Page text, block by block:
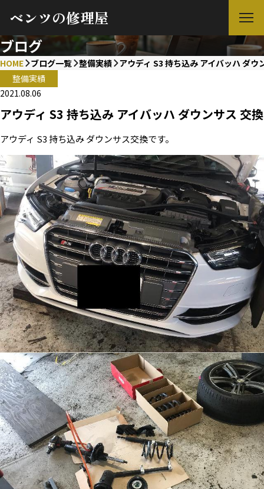
ベンツの修理屋
ブログ
HOME ブログ一覧 整備実績
アウディ S3 持ち込み アイバッハ ダウ
整備実績
2021.08.06
アウディ S3 持ち込み アイバッハ ダウンサス 交換
アウディ S3 持ち込み ダウンサス交換です。